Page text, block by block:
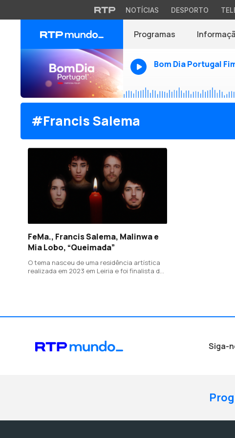
NOTÍCIAS DESPORTO
Programas
Bom Dia Portugal
#Francis Salema
FeMa., Francis Salema, Malinwa e
Mia Lobo, “Queimada”
O tema nasceu de uma residência artística
realizada em 2023 em Leiria e foi finalista da
Siga-